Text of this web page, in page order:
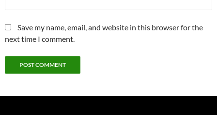
Save my name, email, and website in this browser for the
next time I comment.